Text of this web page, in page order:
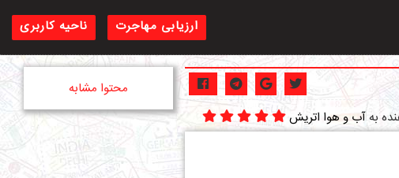
ناحیه کاربری ارزیابی مهاجرت
بهآب و هوا اتریش
محتوا مشابه